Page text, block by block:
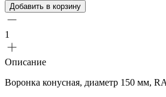
Добавить в корзину
1
Описание
Воронка конусная, диаметр 150 мм,